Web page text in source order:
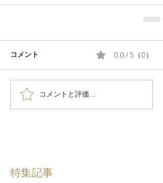
コメント 0.0 / 5（0）
コメントと評価...
特集記事